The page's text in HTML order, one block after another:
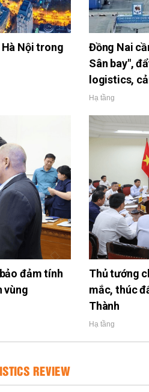
Nội trong
Đồng Nai
Sân bay",
logistics,
Hạ tầng
đảm tính
vùng
Thủ tướng
mắc, thúc
Thành
Hạ tầng
REVIEW